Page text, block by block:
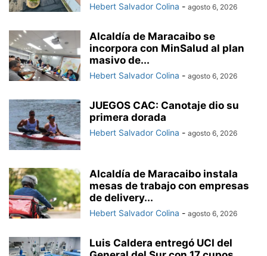
Hebert Salvador Colina - agosto 6, 2026
Alcaldía de Maracaibo se
incorpora con MinSalud al plan
masivo de...
Hebert Salvador Colina - agosto 6, 2026
JUEGOS CAC: Canotaje dio su
primera dorada
Hebert Salvador Colina - agosto 6, 2026
Alcaldía de Maracaibo instala
mesas de trabajo con empresas
de delivery...
Hebert Salvador Colina - agosto 6, 2026
Luis Caldera entregó UCI del